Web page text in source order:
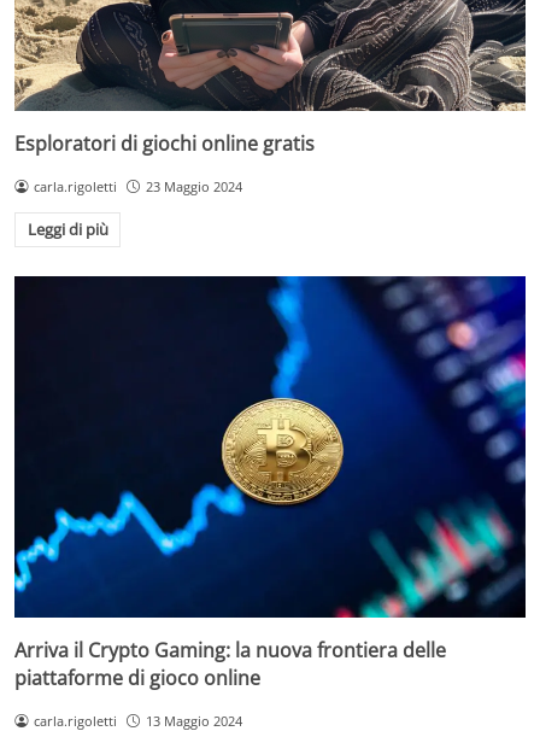
Esploratori di giochi online gratis
carla.rigoletti 23 Maggio 2024
Leggi di più
Arriva il Crypto Gaming: la nuova frontiera delle
piattaforme di gioco online
carla.rigoletti 13 Maggio 2024